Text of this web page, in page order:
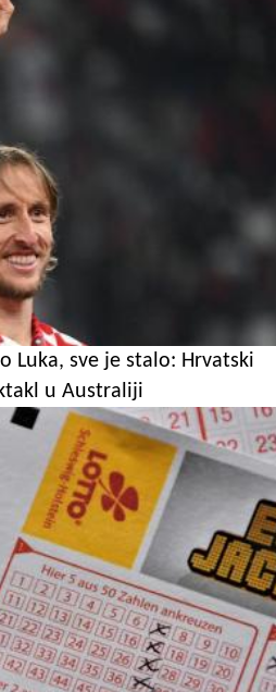
Luka, sve je stalo: Hrvatski
u Australiji